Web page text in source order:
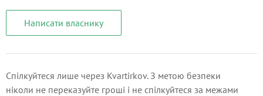
Написати власнику
Спілкуйтеся лише через Kvartirkov. З метою безпеки
ніколи не переказуйте гроші і не спілкуйтеся за межами